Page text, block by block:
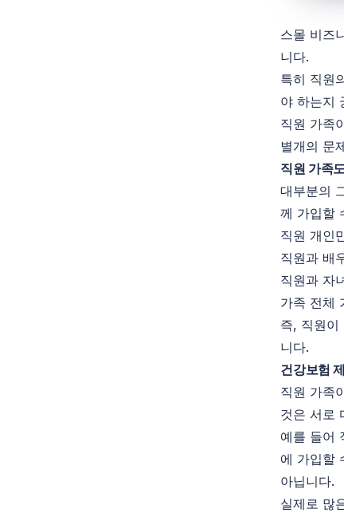
스몰 비즈
니다.
특히 직원
야 하는지
직원 가족
별개의 문
직원 가족
대부분의
께 가입할
직원 개인
직원과 배
직원과 자
가족 전체
즉, 직원이
니다.
건강보험
직원 가족
것은 서로
예를 들어
에 가입할
아닙니다.
실제로 많